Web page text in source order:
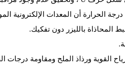
الحرارة أن المعدات الإلكترونية
القوية ورذاذ الملح ومقاومة درجات